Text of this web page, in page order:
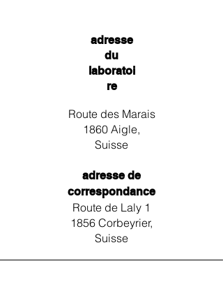
adresse
du
laboratoi
re
Route des Marais
1860 Aigle,
Suisse
adresse de
correspondance
Route de Laly 1
1856 Corbeyrier,
Suisse